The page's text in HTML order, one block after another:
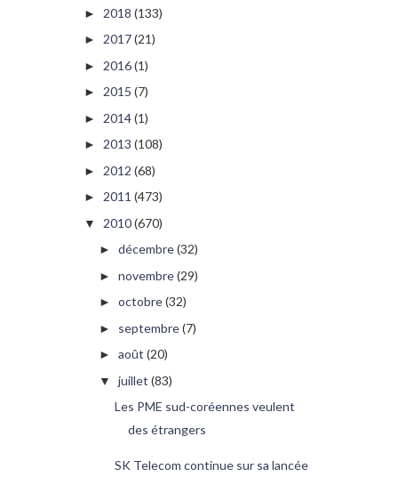
► 2018 (133)
► 2017(21)
► 2016(1)
► 2015 (7)
► 2014(1)
► 2013 (108)
► 2012 (68)
► 2011 (473)
▼ 2010(670)
► décembre(32)
► novembre(29)
► octobre(32)
► septembre(7)
► août (20)
▼ juillet (83)
Les PME sud-coréennes veulent
des étrangers
SK Telecom continue sur sa lancée